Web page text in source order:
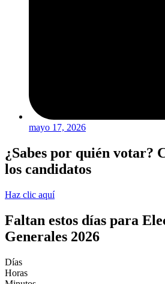
mayo 17, 2026
¿Sabes por quién votar?
los candidatos
Haz clic aquí
Faltan estos días para
Generales 2026
Días
Horas